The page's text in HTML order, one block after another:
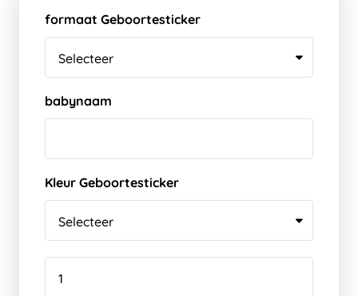
formaat Geboortesticker
babynaam
Kleur Geboortesticker